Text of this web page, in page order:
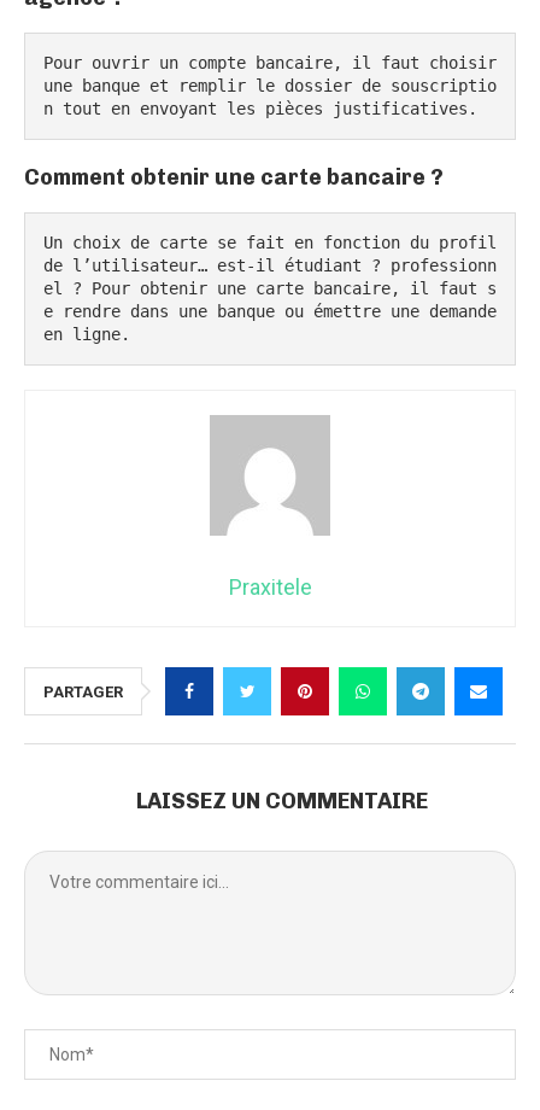
Pour ouvrir un compte bancaire, il faut choisir
une banque et remplir le dossier de souscriptio
n tout en envoyant les pièces justificatives.
Comment obtenir une carte bancaire ?
Un choix de carte se fait en fonction du profil
de l’utilisateur… est-il étudiant ? professionn
el ? Pour obtenir une carte bancaire, il faut s
e rendre dans une banque ou émettre une demande
en ligne.
Praxitele
PARTAGER
LAISSEZ UN COMMENTAIRE